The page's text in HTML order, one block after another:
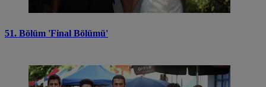
51. Bölüm 'Final Bölümü'